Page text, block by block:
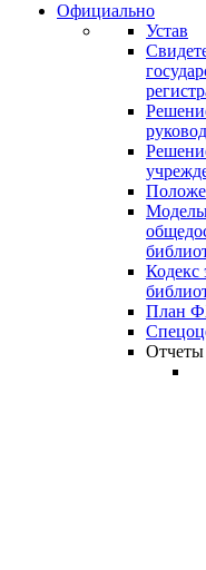
Официально
Устав
Кодекс
План
Отчеты